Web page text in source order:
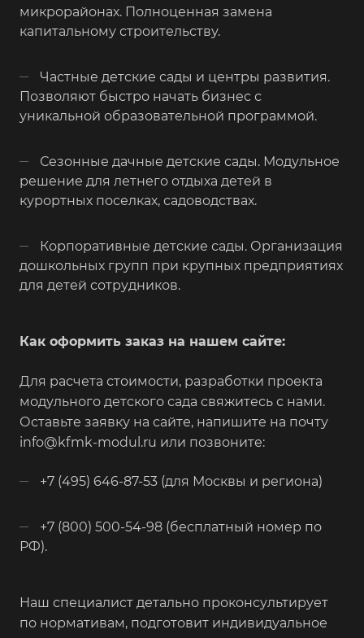
микрорайонах. Полноценная замена
капитальному строительству.
Частные детские сады и центры развития.
Позволяют быстро начать бизнес с
уникальной образовательной программой.
Сезонные дачные детские сады. Модульное
решение для летнего отдыха детей в
курортных поселках, садоводствах.
Корпоративные детские сады. Организация
дошкольных групп при крупных предприятиях
для детей сотрудников.
Как оформить заказ на нашем сайте:
Для расчета стоимости, разработки проекта
модульного детского сада свяжитесь с нами.
Оставьте заявку на сайте, напишите на почту
info@kfmk-modul.ru или позвоните:
+7 (495) 646-87-53 (для Москвы и региона)
+7 (800) 500-54-98 (бесплатный номер по
РФ).
Наш специалист детально проконсультирует
по нормативам, подготовит индивидуальное